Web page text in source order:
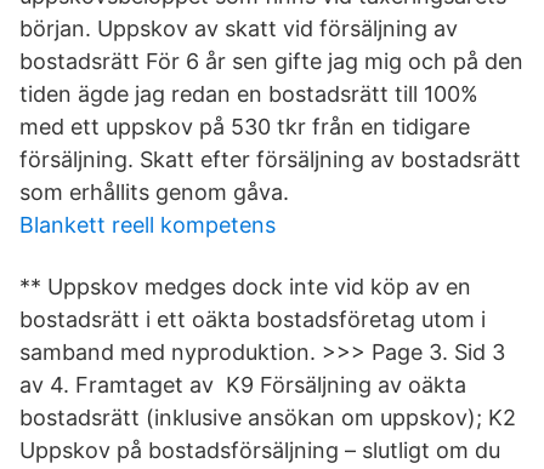
början. Uppskov av skatt vid försäljning av
bostadsrätt För 6 år sen gifte jag mig och på den
tiden ägde jag redan en bostadsrätt till 100%
med ett uppskov på 530 tkr från en tidigare
försäljning. Skatt efter försäljning av bostadsrätt
som erhållits genom gåva.
Blankett reell kompetens
** Uppskov medges dock inte vid köp av en
bostadsrätt i ett oäkta bostadsföretag utom i
samband med nyproduktion. >>> Page 3. Sid 3
av 4. Framtaget av K9 Försäljning av oäkta
bostadsrätt (inklusive ansökan om uppskov); K2
Uppskov på bostadsförsäljning – slutligt om du